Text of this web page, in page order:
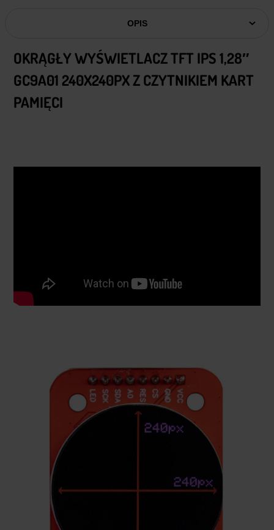
OPIS
OKRĄGŁY WYŚWIETLACZ TFT IPS 1,28″
GC9A01 240X240PX Z CZYTNIKIEM KART
PAMIĘCI